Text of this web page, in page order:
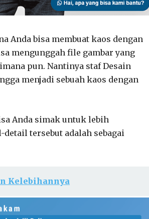
Anda bisa membuat kaos dengan
mengunggah file gambar yang
pun. Nantinya staf Desain
menjadi sebuah kaos dengan
Anda simak untuk lebih
tersebut adalah sebagai
Kelebihannya